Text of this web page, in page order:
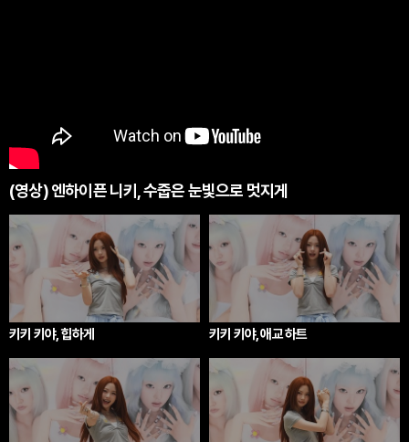
(영상) 엔하이픈 니키, 수줍은 눈빛으로 멋지게
키키 키야, 힙하게 키키 키야, 애교 하트